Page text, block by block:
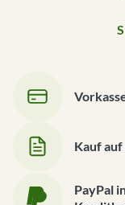
Kauf
PayPal